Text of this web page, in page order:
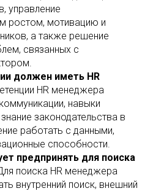
управление
ростом, мотивацию и
а также решение
связанных с
должен иметь HR
HR менеджера
навыки
законодательства в
работать с данными,
способности.
предпринять для поиска
поиска HR менеджера
внутренний поиск, внешний